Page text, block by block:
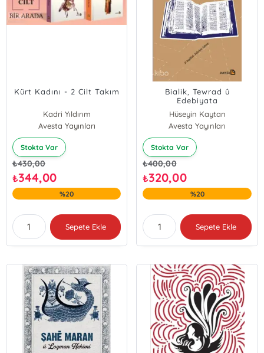
Kürt Kadını - 2 Cilt Takım
Kadri Yıldırım
Avesta Yayınları
Stokta Var
₺430,00
₺344,00
%20
Sepete Ekle
Bialik, Tewrad û
Edebiyata
Hüseyin Kaytan
Avesta Yayınları
Stokta Var
₺400,00
₺320,00
%20
Sepete Ekle